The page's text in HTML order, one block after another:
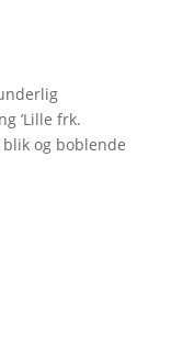
’Lille frk.
og boblende